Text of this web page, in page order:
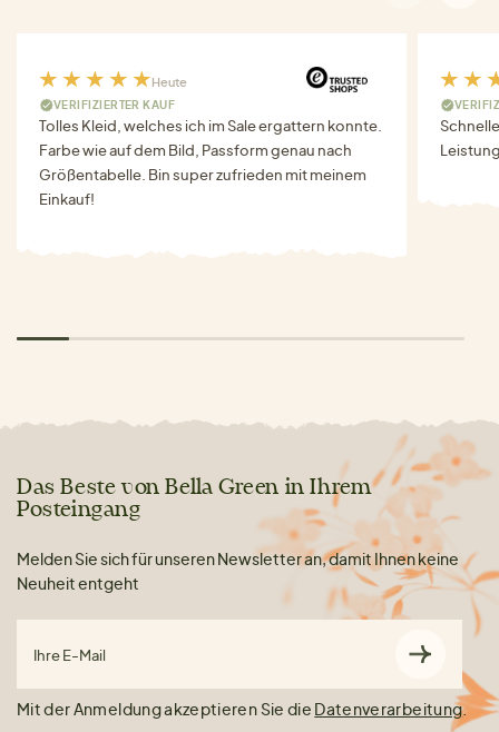
Heute
VERIFIZIERTER KAUF
Tolles Kleid, welches ich im Sale ergattern konnte.
Farbe wie auf dem Bild, Passform genau nach
Größentabelle. Bin super zufrieden mit meinem
Einkauf!
Das Beste von Bella Green in Ihrem
Posteingang
Melden Sie sich für unseren Newsletter an, damit Ihnen keine
Neuheit entgeht
Ihre E-Mail
Mit der Anmeldung akzeptieren Sie die Datenverarbeitung.